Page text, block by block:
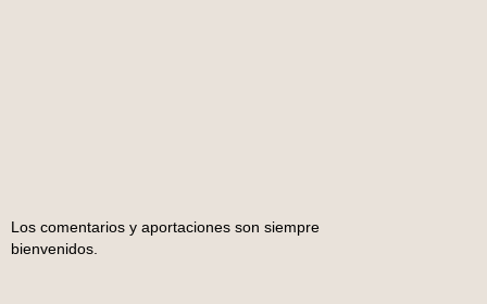
Los comentarios y aportaciones son siempre
bienvenidos.